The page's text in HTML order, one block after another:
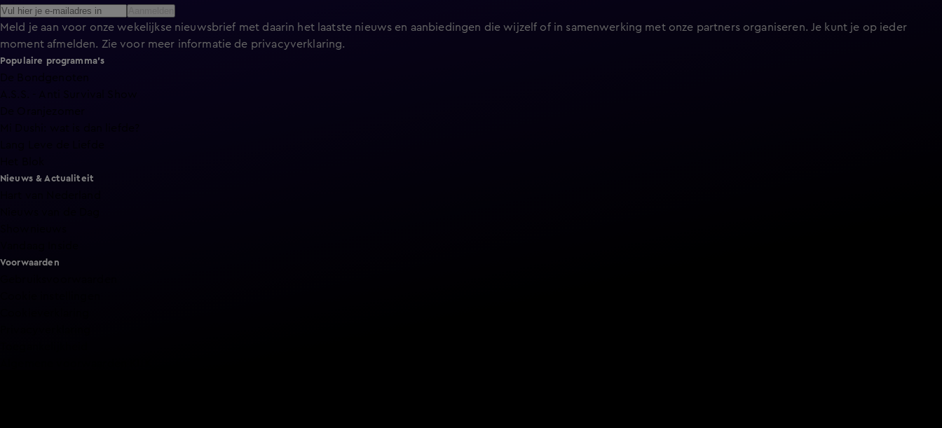
Meld je aan voor onze wekelijkse nieuwsbrief met daarin het laatste nieuws en aanbiedingen die wijzelf of in samenwerking met onze partners organiseren. Je kunt je op ieder
moment afmelden. Zie voor meer informatie de privacyverklaring.
Populaire programma's
Nieuws & Actualiteit
Voorwaarden